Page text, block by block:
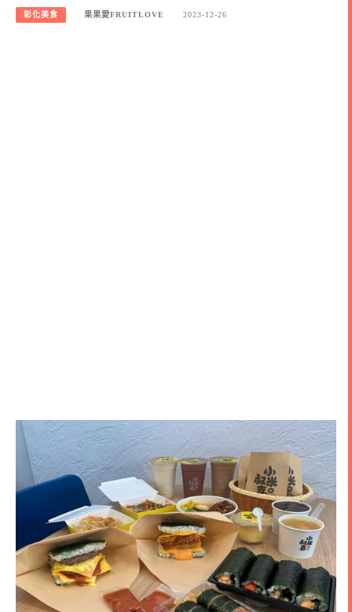
彰化美食 果果愛FRUITLOVE 2023-12-26